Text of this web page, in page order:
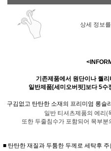
상세 정보
기존제품에서 원단이나 퀄
일반제품[세미오버핏]보다 5수
구김없고 탄탄한 소재의 프리미엄 롱슬
일반 티셔츠제품의 에리(
또한 두줄침수가 포함되어 목부
■ 탄탄한 재질과 두툼한 두께로 세탁후